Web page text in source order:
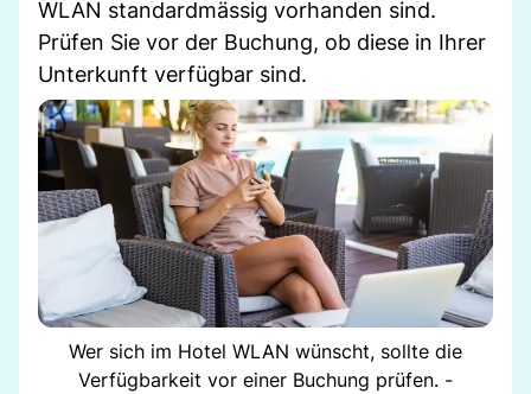
WLAN standardmässig vorhanden sind.
Prüfen Sie vor der Buchung, ob diese in Ihrer
Unterkunft verfügbar sind.
Wer sich im Hotel WLAN wünscht, sollte die
Verfügbarkeit vor einer Buchung prüfen. -